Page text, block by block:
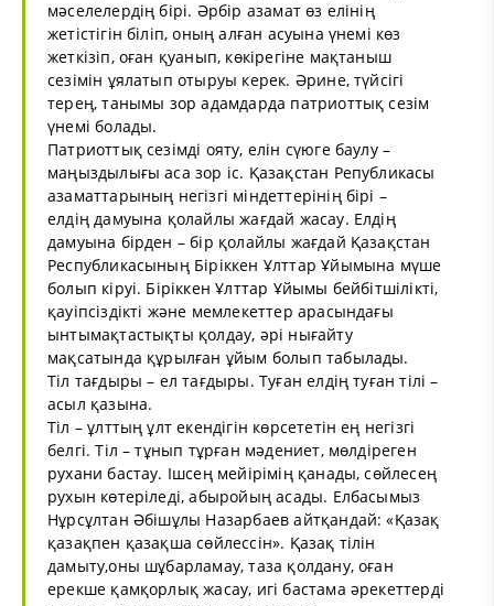
мәселелердің бірі. Әрбір азамат өз елінің
жетістігін біліп, оның алған асуына үнемі көз
жеткізіп, оған қуанып, көкірегіне мақтаныш
сезімін ұялатып отыруы керек. Әрине, түйсігі
терең, танымы зор адамдарда патриоттық сезім
үнемі болады.
Патриоттық сезімді ояту, елін сүюге баулу –
маңыздылығы аса зор іс. Қазақстан Републикасы
азаматтарының негізгі міндеттерінің бірі –
елдің дамуына қолайлы жағдай жасау. Елдің
дамуына бірден – бір қолайлы жағдай Қазақстан
Республикасының Біріккен Ұлттар Ұйымына мүше
болып кіруі. Біріккен Ұлттар Ұйымы бейбітшілікті,
қауіпсіздікті және мемлекеттер арасындағы
ынтымақтастықты қолдау, әрі нығайту
мақсатында құрылған ұйым болып табылады.
Тіл тағдыры – ел тағдыры. Туған елдің туған тілі –
асыл қазына.
Тіл – ұлттың ұлт екендігін көрсететін ең негізгі
белгі. Тіл – тұнып тұрған мәдениет, мөлдіреген
рухани бастау. Ішсең мейірімің қанады, сөйлесең
рухын көтеріледі, абыройың асады. Елбасымыз
Нұрсұлтан Әбішұлы Назарбаев айтқандай: «Қазақ
қазақпен қазақша сөйлессін». Қазақ тілін
дамыту,оны шұбарламау, таза қолдану, оған
ерекше қамқорлық жасау, игі бастама әрекеттерді